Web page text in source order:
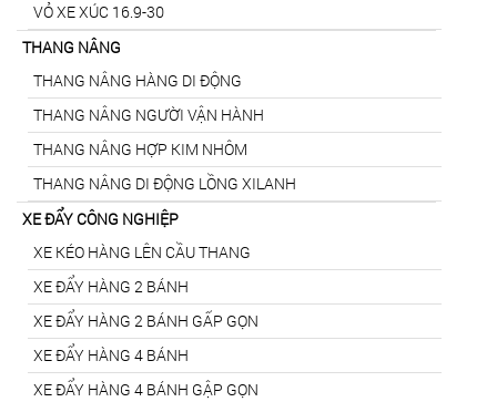
VỎ XE XÚC 16.9-30
THANG NÂNG
THANG NÂNG HÀNG DI ĐỘNG
THANG NÂNG NGƯỜI VẬN HÀNH
THANG NÂNG HỢP KIM NHÔM
THANG NÂNG DI ĐỘNG LỒNG XILANH
XE ĐẨY CÔNG NGHIỆP
XE KÉO HÀNG LÊN CẦU THANG
XE ĐẨY HÀNG 2 BÁNH
XE ĐẨY HÀNG 2 BÁNH GẤP GỌN
XE ĐẨY HÀNG 4 BÁNH
XE ĐẨY HÀNG 4 BÁNH GẬP GỌN